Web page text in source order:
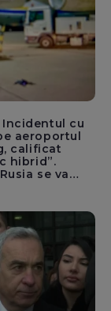
Incidentul cu
aeroportul
calificat
hibrid”.
se va
că
din
dronei ar fi
cu muniție